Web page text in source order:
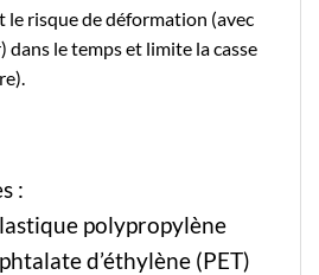
le risque de déformation (avec
dans le temps et limite la casse
:
polypropylène
d’éthylène (PET)